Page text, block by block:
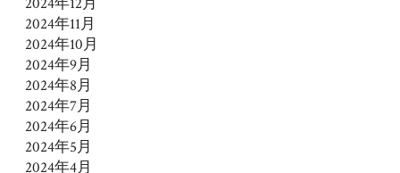
2024年12月
2024年11月
2024年10月
2024年9月
2024年8月
2024年7月
2024年6月
2024年5月
2024年4月